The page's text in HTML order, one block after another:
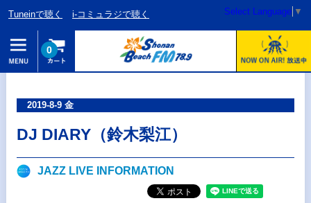
Tuneinで聴く i-コミュラジで聴く Select Language ▼
0
2019-8-9 金
DJ DIARY（鈴木梨江）
JAZZ LIVE INFORMATION